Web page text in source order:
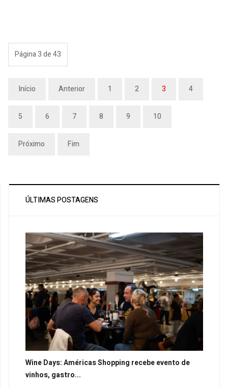
Página 3 de 43
Início Anterior 1 2 3 4
5 6 7 8 9 10
Próximo Fim
ÚLTIMAS POSTAGENS
Wine Days: Américas Shopping recebe evento de
vinhos, gastro...